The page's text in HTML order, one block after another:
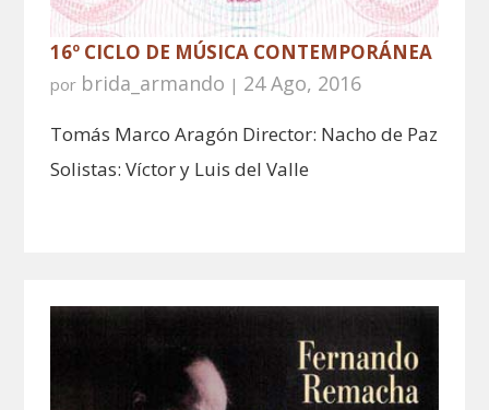
16º CICLO DE MÚSICA CONTEMPORÁNEA
por brida_armando | 24 Ago, 2016
Tomás Marco Aragón Director: Nacho de Paz
Solistas: Víctor y Luis del Valle